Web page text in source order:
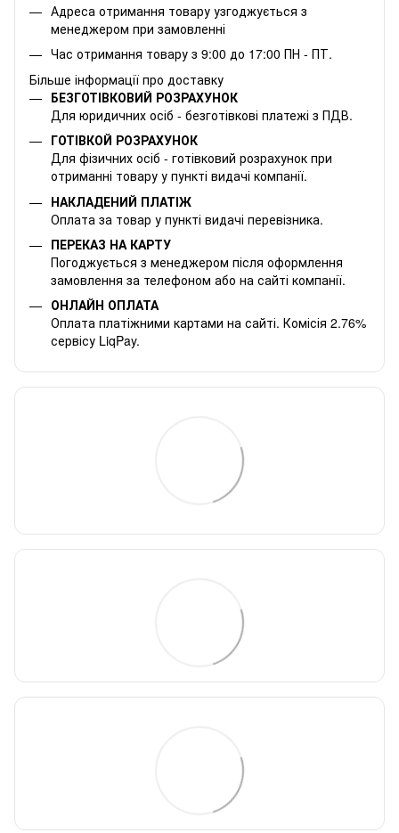
Адреса отримання товару узгоджується з
менеджером при замовленні
Час отримання товару з 9:00 до 17:00 ПН - ПТ.
Більше інформації про доставку
БЕЗГОТІВКОВИЙ РОЗРАХУНОК
Для юридичних осіб - безготівкові платежі з ПДВ.
ГОТІВКОЙ РОЗРАХУНОК
Для фізичних осіб - готівковий розрахунок при
отриманні товару у пункті видачі компанії.
НАКЛАДЕНИЙ ПЛАТІЖ
Оплата за товар у пункті видачі перевізника.
ПЕРЕКАЗ НА КАРТУ
Погоджується з менеджером після оформлення
замовлення за телефоном або на сайті компанії.
ОНЛАЙН ОПЛАТА
Оплата платіжними картами на сайті. Комісія 2.76%
сервісу LiqPay.